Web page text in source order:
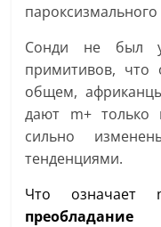
пароксизмального
Сонди не был
примитивов,
общем,
дают m+ только
сильно
тенденциями.
Что означает